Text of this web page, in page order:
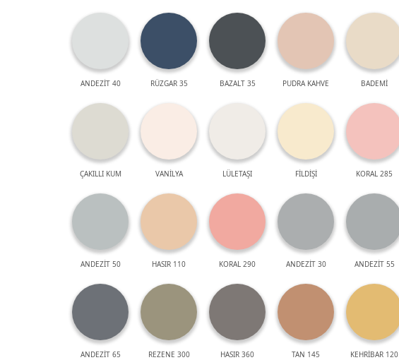
ANDEZİT 40 RÜZGAR 35 BAZALT 35 PUDRA KAHVE BADEMİ
ÇAKILLI KUM VANİLYA LÜLETAŞI FİLDİŞİ KORAL 285
ANDEZİT 50 HASIR 110 KORAL 290 ANDEZİT 30 ANDEZİT 55
ANDEZİT 65 REZENE 300 HASIR 360 TAN 145 KEHRİBAR 120